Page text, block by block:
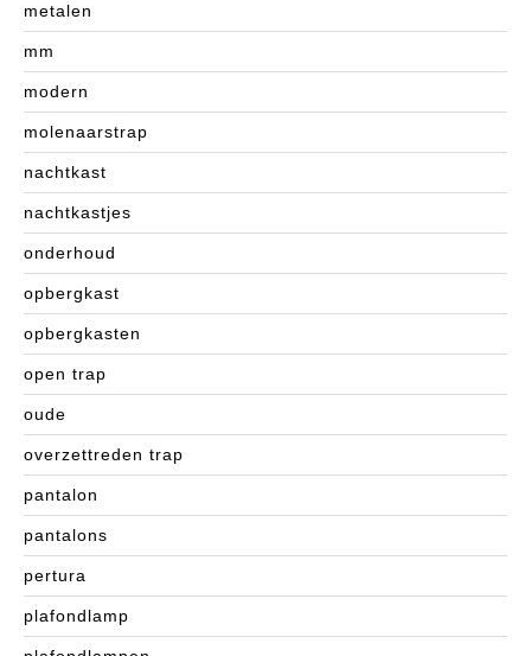
metalen
mm
modern
molenaarstrap
nachtkast
nachtkastjes
onderhoud
opbergkast
opbergkasten
open trap
oude
overzettreden trap
pantalon
pantalons
pertura
plafondlamp